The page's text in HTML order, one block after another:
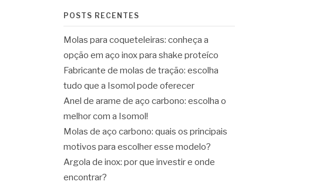
POSTS RECENTES
Molas para coqueteleiras: conheça a
opção em aço inox para shake proteíco
Fabricante de molas de tração: escolha
tudo que a Isomol pode oferecer
Anel de arame de aço carbono: escolha o
melhor com a Isomol!
Molas de aço carbono: quais os principais
motivos para escolher esse modelo?
Argola de inox: por que investir e onde
encontrar?